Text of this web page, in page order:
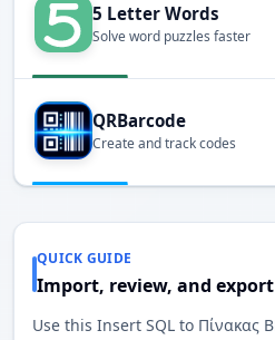
5 Letter Words
Solve word puzzles faster
QRBarcode
Create and track codes
QUICK GUIDE
Import, review, and export
Use this Insert SQL to Πίνακας